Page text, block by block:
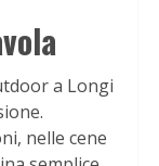
a Longi
nelle cene